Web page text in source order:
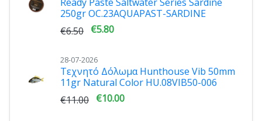
250gr OC.23AQUAPAST-SARDINE
€6.50 €5.80
28-07-2026
Τεχνητό Δόλωμα Hunthouse Vib 50mm
11gr Natural Color HU.08VIB50-006
€11.00 €10.00